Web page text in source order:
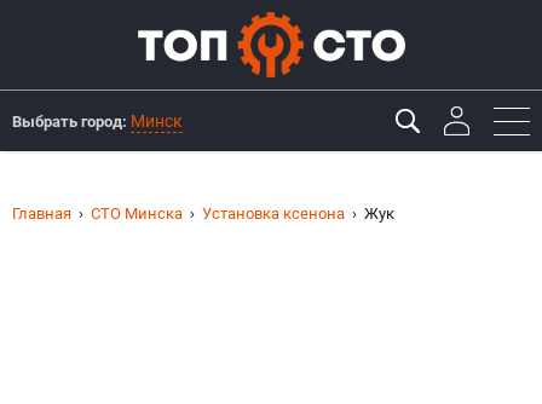
Выбрать город: Минск
Главная СТО Минска Установка ксенона Жук